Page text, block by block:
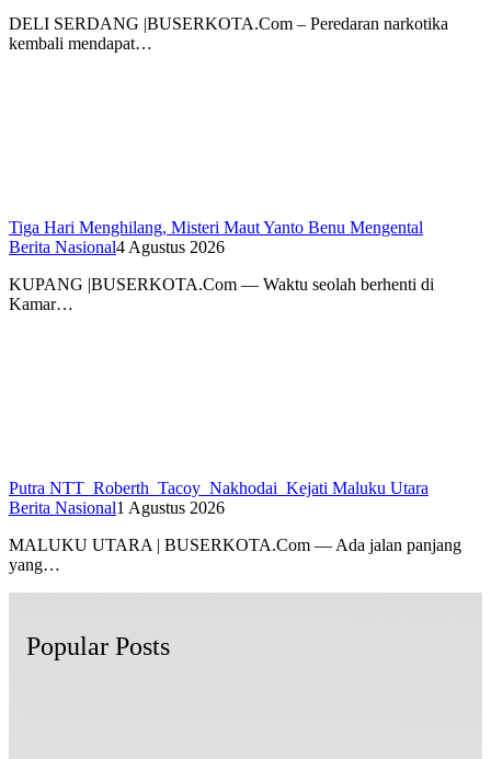
DELI SERDANG |BUSERKOTA.Com – Peredaran narkotika
kembali mendapat…
Tiga Hari Menghilang, Misteri Maut Yanto Benu Mengental
Berita Nasional4 Agustus 2026
KUPANG |BUSERKOTA.Com — Waktu seolah berhenti di
Kamar…
Putra NTT Roberth Tacoy Nakhodai Kejati Maluku Utara
Berita Nasional1 Agustus 2026
MALUKU UTARA | BUSERKOTA.Com — Ada jalan panjang
yang…
Popular Posts